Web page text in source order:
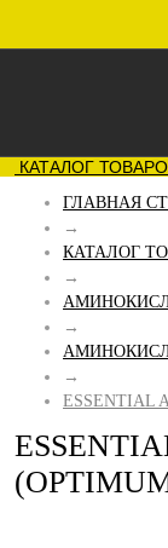
КАТАЛОГ
ГЛАВНАЯ
→
КАТАЛОГ
→
→
→
ESSENTIAL